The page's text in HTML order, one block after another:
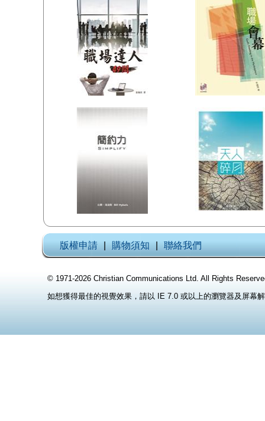
版權申請 購物須知 聯絡我們
© 1971-2026 Christian Communications Ltd. All Rights
如想獲得最佳的視覺效果，請以 IE 7.0 或以上的瀏覽器及屏幕